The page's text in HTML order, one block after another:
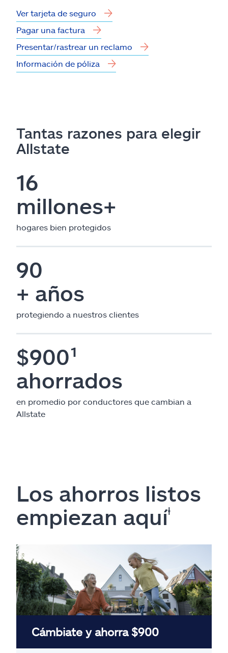
Ver tarjeta de seguro
Pagar una factura
Presentar/rastrear un reclamo
Información de póliza
Tantas razones para elegir
Allstate
16
millones+
hogares bien protegidos
90
+ años
protegiendo a nuestros clientes
$900¹
ahorrados
en promedio por conductores que cambian a
Allstate
Los ahorros listos
empiezan aquíⱡ
Cámbiate y ahorra $900